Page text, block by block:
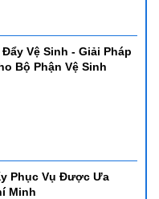
Vệ Sinh - Giải Pháp
Bộ Phận Vệ Sinh
Phục Vụ Được Ưa
Minh